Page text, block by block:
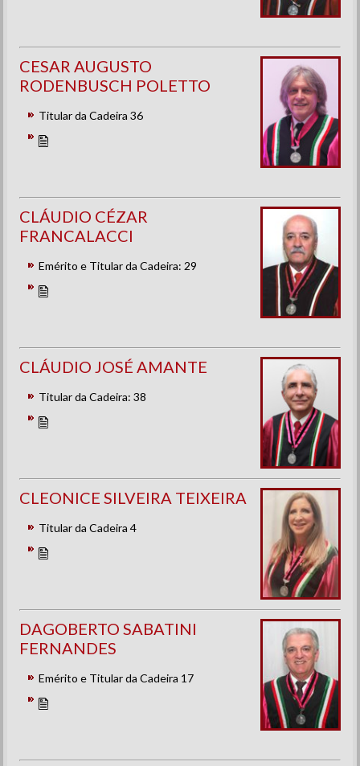
CESAR AUGUSTO
RODENBUSCH POLETTO
Titular da Cadeira 36
CLÁUDIO CÉZAR
FRANCALACCI
Emérito e Titular da Cadeira: 29
CLÁUDIO JOSÉ AMANTE
Titular da Cadeira: 38
CLEONICE SILVEIRA TEIXEIRA
Titular da Cadeira 4
DAGOBERTO SABATINI
FERNANDES
Emérito e Titular da Cadeira 17